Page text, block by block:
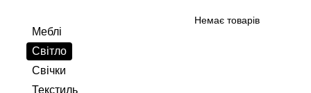
Немає товарів
Меблі
Світло
Свічки
Текстиль